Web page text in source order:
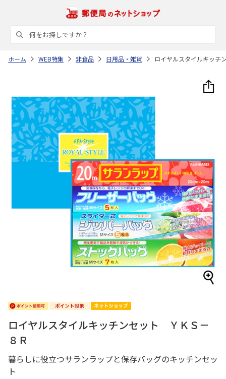
ホーム WEB特集 非食品 日用品・雑貨 ロイヤルスタイルキッ
ロイヤルスタイルキッチンセット ＹＫＳ－
８Ｒ
暮らしに役立つサランラップと保存バッグのキッチンセッ
ト